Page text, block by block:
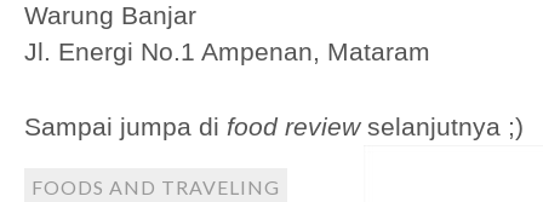
Warung Banjar
Jl. Energi No.1 Ampenan, Mataram
Sampai jumpa di food reviewselanjutnya ;)
FOODS AND TRAVELING